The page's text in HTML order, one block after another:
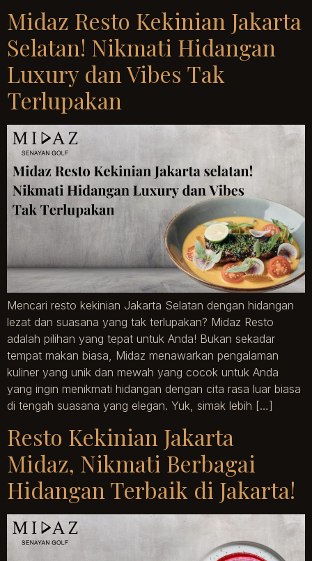
Midaz Resto Kekinian Jakarta
Selatan! Nikmati Hidangan
Luxury dan Vibes Tak
Terlupakan
Mencari resto kekinian Jakarta Selatan dengan hidangan
lezat dan suasana yang tak terlupakan? Midaz Resto
adalah pilihan yang tepat untuk Anda! Bukan sekadar
tempat makan biasa, Midaz menawarkan pengalaman
kuliner yang unik dan mewah yang cocok untuk Anda
yang ingin menikmati hidangan dengan cita rasa luar biasa
di tengah suasana yang elegan. Yuk, simak lebih […]
Resto Kekinian Jakarta
Midaz, Nikmati Berbagai
Hidangan Terbaik di Jakarta!